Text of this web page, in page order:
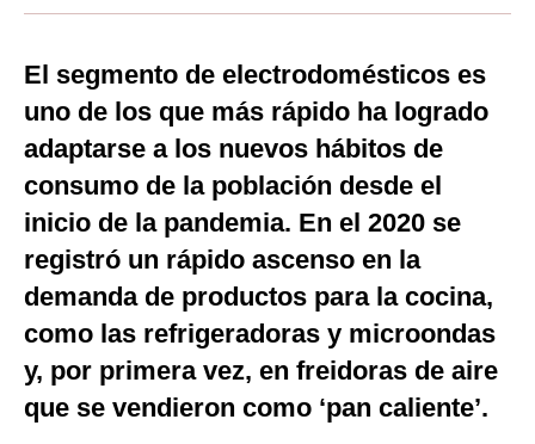
Internacional
Tecnología
Club del Suscriptor
Mix
G de Gestión
Notas Contratadas
Gestión TV
El segmento de electrodomésticos es
uno de los que más rápido ha logrado
adaptarse a los nuevos hábitos de
consumo de la población desde el
inicio de la pandemia. En el 2020 se
registró un rápido ascenso en la
demanda de productos para la cocina,
como las refrigeradoras y microondas
y, por primera vez, en freidoras de aire
que se vendieron como ‘pan caliente’.